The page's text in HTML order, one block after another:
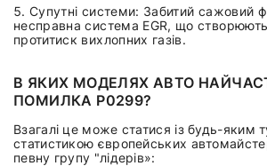
Супутні системи: Забитий сажовий
несправна система EGR, що
протитиск вихлопних газів.
В ЯКИХ МОДЕЛЯХ АВТО
ПОМИЛКА P0299?
Взагалі це може статися із будь-яким
статистикою європейських
певну групу "лідерів»: